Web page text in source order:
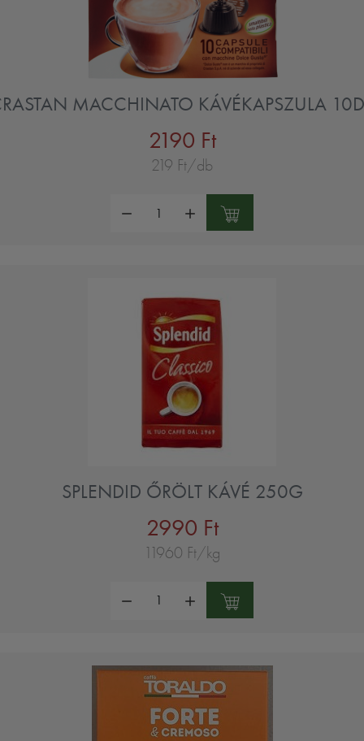
MACCHINATO KÁVÉKAPSZULA
2190 Ft
219 Ft/db
SPLENDID ŐRÖLT KÁVÉ 250G
2990 Ft
11960 Ft/kg